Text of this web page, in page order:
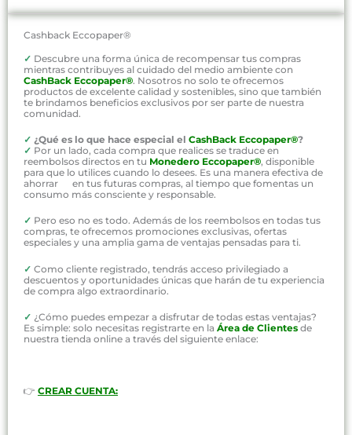
Cashback Eccopaper®
✓ Descubre una forma única de recompensar tus compras
mientras contribuyes al cuidado del medio ambiente con
CashBack Eccopaper®. Nosotros no solo te ofrecemos
productos de excelente calidad y sostenibles, sino que también
te brindamos beneficios exclusivos por ser parte de nuestra
comunidad.
✓ ¿Qué es lo que hace especial el CashBack Eccopaper®?
✓ Por un lado, cada compra que realices se traduce en
reembolsos directos en tu Monedero Eccopaper®, disponible
para que lo utilices cuando lo desees. Es una manera efectiva de
ahorrar en tus futuras compras, al tiempo que fomentas un
consumo más consciente y responsable.
✓ Pero eso no es todo. Además de los reembolsos en todas tus
compras, te ofrecemos promociones exclusivas, ofertas
especiales y una amplia gama de ventajas pensadas para ti.
✓ Como cliente registrado, tendrás acceso privilegiado a
descuentos y oportunidades únicas que harán de tu experiencia
de compra algo extraordinario.
✓ ¿Cómo puedes empezar a disfrutar de todas estas ventajas?
Es simple: solo necesitas registrarte en la Área de Clientes de
nuestra tienda online a través del siguiente enlace:
👉 CREAR CUENTA: